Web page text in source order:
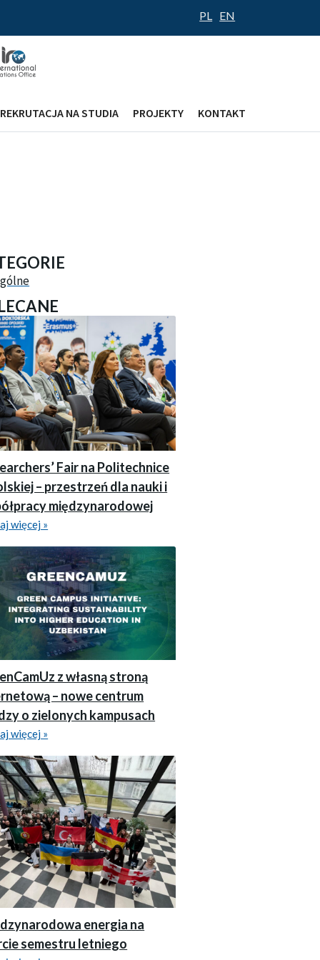
PL EN
REKRUTACJA NA STUDIA PROJEKTY KONTAKT
Fair na Politechnice
– przestrzeń dla nauki i
międzynarodowej
więcej »
z własną stroną
– nowe centrum
o zielonych kampusach
więcej »
energia na
semestru letniego